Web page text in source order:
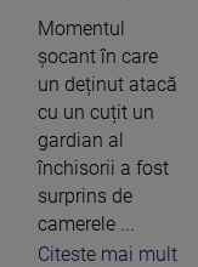
Momentul
șocant în care
un deținut atacă
cu un cuțit un
gardian al
închisorii a fost
surprins de
camerele ...
Citeste mai mult